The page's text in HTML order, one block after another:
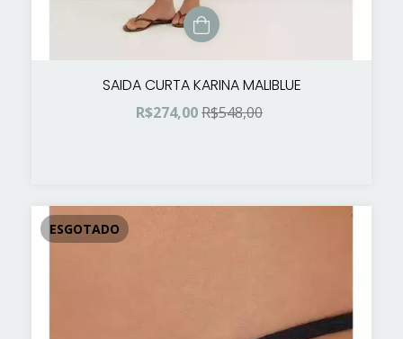
SAIDA CURTA KARINA MALIBLUE
R$274,00R$548,00
ESGOTADO